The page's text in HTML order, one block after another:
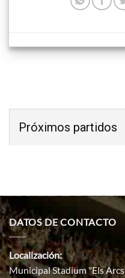
Próximos partidos
DATOS DE CONTACTO
Localización:
Municipal Stadium "Els